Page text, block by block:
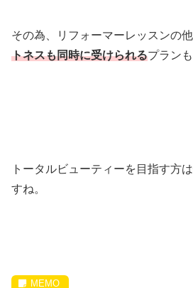
その為、リフォーマーレッスンの
トネスも同時に受けられるプラン
トータルビューティーを目指す方
すね。